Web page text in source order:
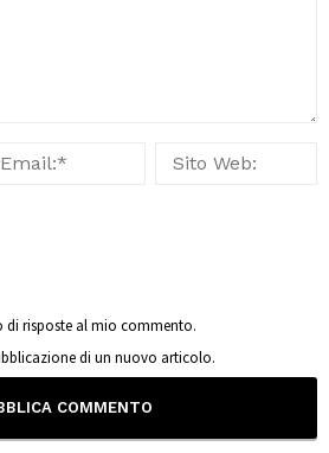
di risposte al mio commento.
di un nuovo articolo.